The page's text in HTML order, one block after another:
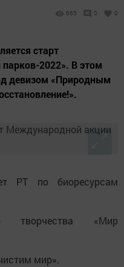
665 0 0
старт
2022». В этом
девизом «Природным
РТ по биоресурсам
творчества «Мир
мир».